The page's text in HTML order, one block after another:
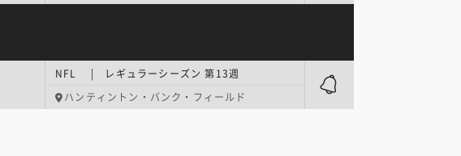
NFL | レギュラーシーズン 第13週
ハンティントン・バンク・フィールド